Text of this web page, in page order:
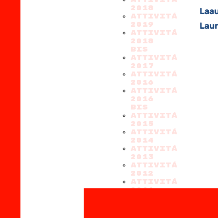
2018
ATTIVITÁ
2019
ATTIVITÁ
2018
BIS
ATTIVITÁ
2017
ATTIVITÁ
2016
ATTIVITÁ
2016
BIS
ATTIVITÁ
2015
ATTIVITÁ
2014
ATTIVITÁ
2013
ATTIVITÁ
2012
ATTIVITÁ
2011